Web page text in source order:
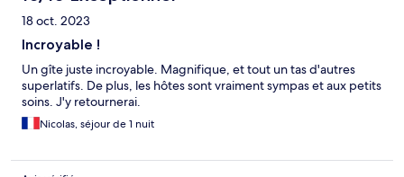
18 oct. 2023
Incroyable !
Un gîte juste incroyable. Magnifique, et tout un tas d'autres
superlatifs. De plus, les hôtes sont vraiment sympas et aux petits
soins. J'y retournerai.
Nicolas, séjour de 1 nuit